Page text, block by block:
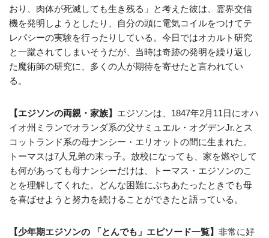
おり、肉体が死滅しても生き残る」と考えた彼は、霊界交信
機を発明しようとしたり、自分の頭に電気コイルをつけてテ
レパシーの実験を行ったりしている。今日ではオカルト研究
と一蹴されてしまいそうだが、当時は奇跡の発明を繰り返し
た魔術師の研究に、多くの人が期待を寄せたと言われてい
る。
【エジソンの両親・家族】 エジソンは、1847年2月11日にオハ
イオ州ミランでオランダ系の父サミュエル・オグデンJr.とス
コットランド系の母ナンシー・エリオットの間に生まれた。
トーマスは7人兄弟の末っ子。放校になっても、家を燃やして
も何があっても母ナンシーだけは、トーマス・エジソンのこ
とを理解してくれた。どんな困難にぶちあたったときでも母
を喜ばせようと努力を続けることができたと語っている。
【少年期エジソンの 「とんでも」エピソード一覧】 非常に好